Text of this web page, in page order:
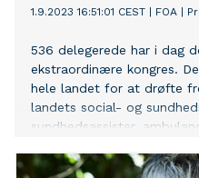
1.9.2023 16:51:01 CEST FOA
536 delegerede har i dag
ekstraordinære kongres.
hele landet for at drøfte
landets social- og
sundhedsassister,
serviceassistenter samt